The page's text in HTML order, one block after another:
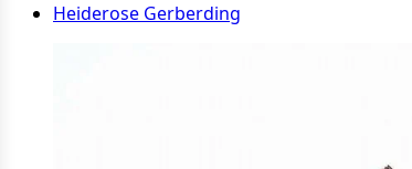
Heiderose Gerberding